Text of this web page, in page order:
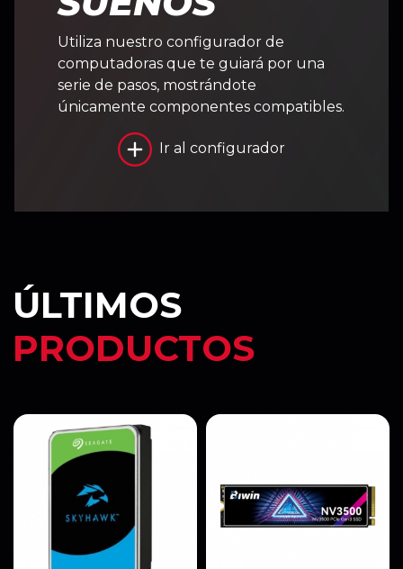
Utiliza nuestro configurador de
computadoras que te guiará por una
serie de pasos, mostrándote
únicamente componentes compatibles.
Ir al configurador
ÚLTIMOS
PRODUCTOS